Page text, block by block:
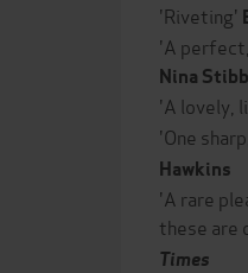
'Riveting'
'A
Nina
'A lovely,
'One
Hawkins
'A rare
these are
Times